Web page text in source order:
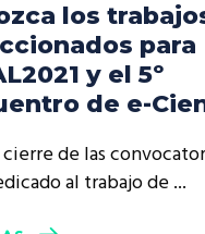
los
para
y el 5º
de e-
cierre de las
al trabajo de